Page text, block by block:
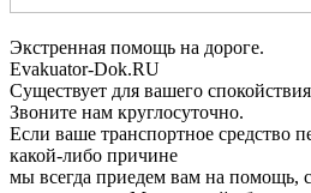
Экстренная помощь на дороге.
Evakuator-Dok.RU
Существует для вашего
Звоните нам круглосуточно.
Если ваше транспортное средство
какой-либо причине
мы всегда приедем вам на помощь,